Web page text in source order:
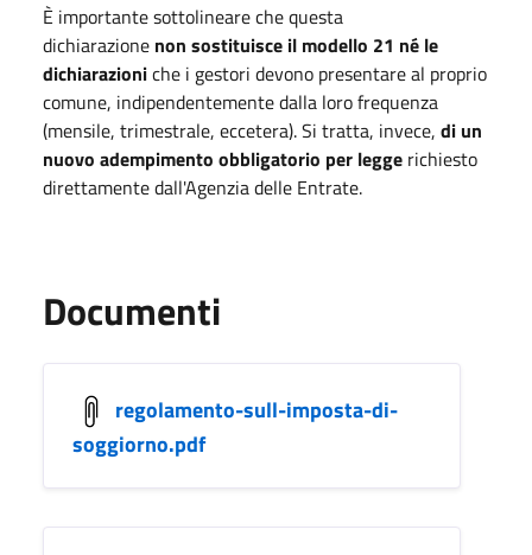
È importante sottolineare che questa
dichiarazione non sostituisce il modello 21 né le
dichiarazioniche i gestori devono presentare al proprio
comune, indipendentemente dalla loro frequenza
(mensile, trimestrale, eccetera). Si tratta, invece, di un
nuovo adempimento obbligatorio per legge richiesto
direttamente dall'Agenzia delle Entrate.
Documenti
regolamento-sull-imposta-di-
soggiorno.pdf